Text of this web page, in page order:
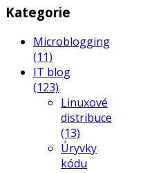
Kategorie
Microblogging
(11)
IT blog
(123)
Linuxové
distribuce
(13)
Úryvky
kódu